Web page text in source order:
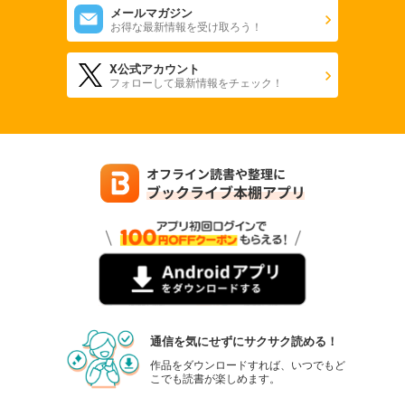
メールマガジン
お得な最新情報を受け取ろう！
X公式アカウント
フォローして最新情報をチェック！
通信を気にせずにサクサク読める！
作品をダウンロードすれば、いつでもど
こでも読書が楽しめます。